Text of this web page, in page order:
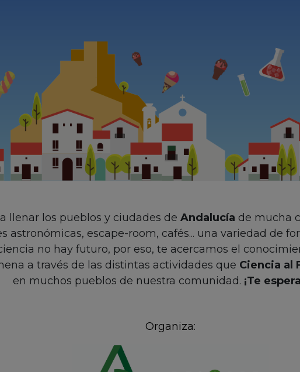
llenar los pueblos y ciudades de Andalucía de mucha
astronómicas, escape-room, cafés... una variedad de
no hay futuro, por eso, te acercamos el
a través de las distintas actividades que Ciencia al
en muchos pueblos de nuestra comunidad. ¡Te
Organiza: